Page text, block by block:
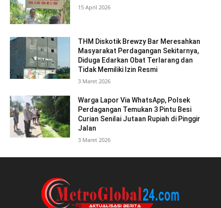
15 April 2026
THM Diskotik Brewzy Bar Meresahkan
Masyarakat Perdagangan Sekitarnya,
Diduga Edarkan Obat Terlarang dan
Tidak Memiliki Izin Resmi
3 Maret 2026
Warga Lapor Via WhatsApp, Polsek
Perdagangan Temukan 3 Pintu Besi
Curian Senilai Jutaan Rupiah di Pinggir
Jalan
3 Maret 2026